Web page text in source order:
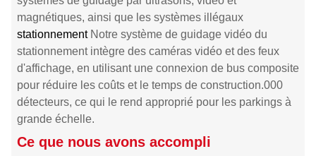
magnétiques, ainsi que les systèmes illégaux
stationnement Notre système de guidage vidéo du
stationnement intègre des caméras vidéo et des feux
d'affichage, en utilisant une connexion de bus composite
pour réduire les coûts et le temps de construction.000
détecteurs, ce qui le rend approprié pour les parkings à
grande échelle.
Ce que nous avons accompli